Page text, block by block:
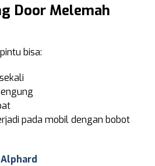
Door Melemah
bisa:
pada mobil dengan bobot